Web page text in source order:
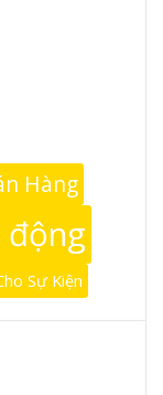
Hàng
động
Sự Kiện